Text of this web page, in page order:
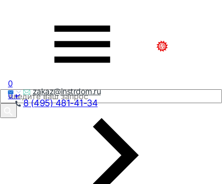
zakaz@instrdom.ru
8 (495) 481-41-34
0
0₽